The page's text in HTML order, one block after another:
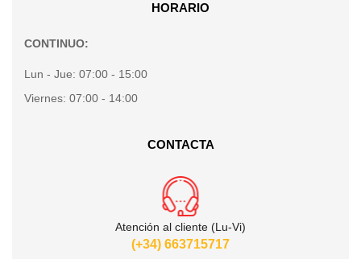
HORARIO
CONTINUO:
Lun - Jue: 07:00 - 15:00
Viernes: 07:00 - 14:00
CONTACTA
Atención al cliente (Lu-Vi)
(+34) 663715717